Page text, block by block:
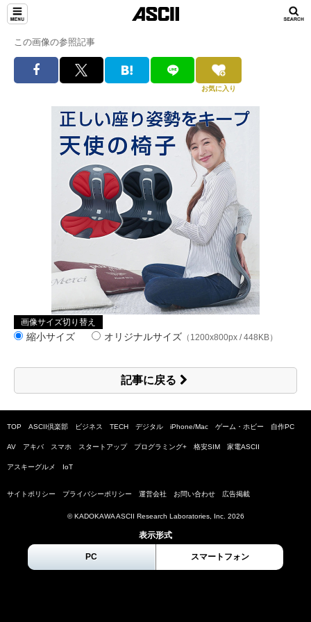
この画像の参照記事
お気に入り
画像サイズ切り替え
縮小サイズ オリジナルサイズ （1200x800px / 448KB）
記事に戻る
TOP ASCII倶楽部 ビジネス TECH デジタル iPhone/Mac ゲーム・ホビー 自作PC
AV アキバ スマホ スタートアップ プログラミング+ 格安SIM 家電ASCII
アスキーグルメ IoT
サイトポリシー プライバシーポリシー 運営会社 お問い合わせ 広告掲載
© KADOKAWA ASCII Research Laboratories, Inc. 2026
表示形式
PC スマートフォン